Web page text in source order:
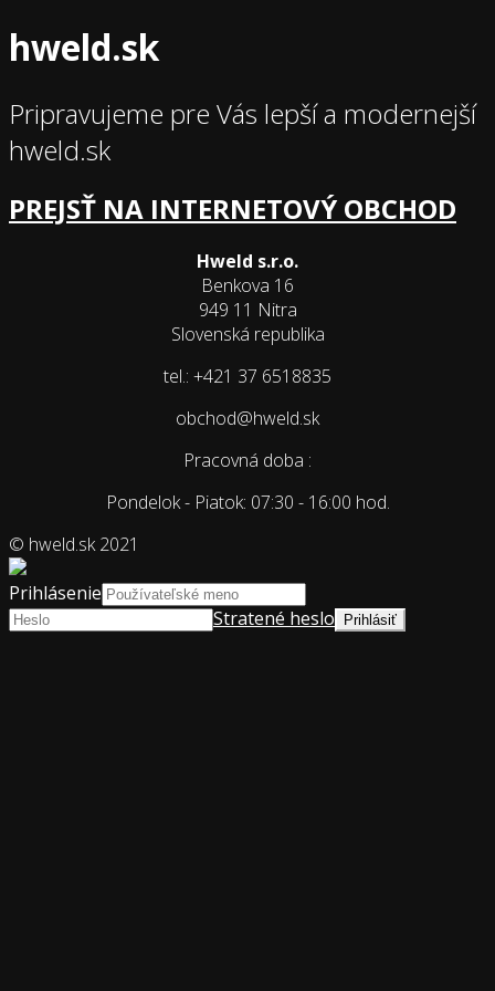
hweld.sk
Pripravujeme pre Vás lepší a modernejší
hweld.sk
PREJSŤ NA INTERNETOVÝ OBCHOD
Hweld s.r.o.
Benkova 16
949 11 Nitra
Slovenská republika
tel.: +421 37 6518835
obchod@hweld.sk
Pracovná doba :
Pondelok - Piatok: 07:30 - 16:00 hod.
© hweld.sk 2021
Prihlásenie
Stratené heslo